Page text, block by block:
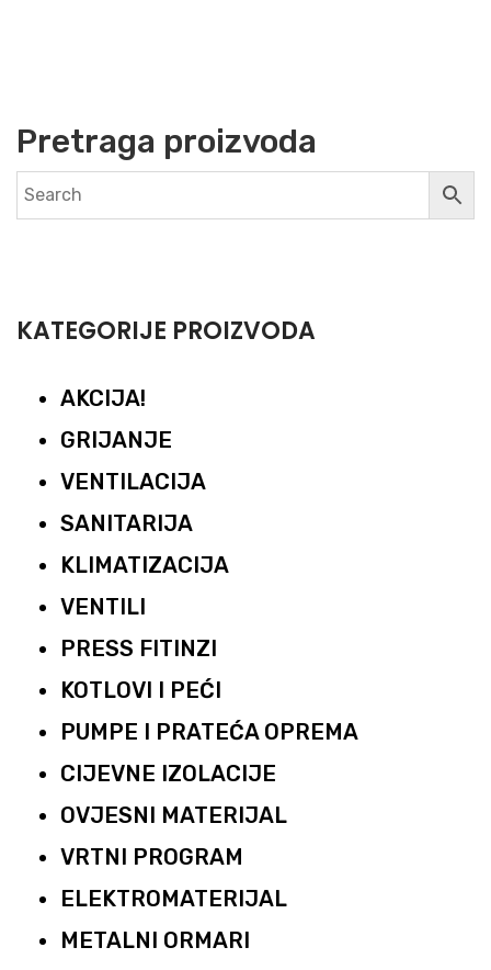
Pretraga proizvoda
KATEGORIJE PROIZVODA
AKCIJA!
GRIJANJE
VENTILACIJA
SANITARIJA
KLIMATIZACIJA
VENTILI
PRESS FITINZI
KOTLOVI I PEĆI
PUMPE I PRATEĆA OPREMA
CIJEVNE IZOLACIJE
OVJESNI MATERIJAL
VRTNI PROGRAM
ELEKTROMATERIJAL
METALNI ORMARI